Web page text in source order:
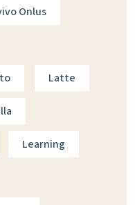
Onlus
Latte
Learning